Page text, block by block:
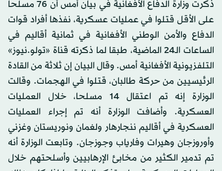
ذكرت وزارة الدفاع الأفغانية في بيان أمس أن 76 مسلحا
على الأقل قتلوا في عمليات عسكرية، نفذها أفراد قوات
الدفاع والأمن الوطني الأفغانية في ثمانية أقاليم في
الساعات الـ24 الماضية، طبقا لما ذكرته قناة «تولو.نيوز»
التلفزيونية الأفغانية أمس. وقال البيان إن ثلاثة من القادة
الرئيسيين من حركة طالبان، قتلوا في الهجمات. وقالت
الوزارة إنه تم اعتقال 14 مسلحا، خلال العمليات
العسكرية. وأضافت الوزارة أنه تم إجراء العمليات
العسكرية في أقاليم ننجارهار ولغمان ونوريستان وغزني
وأوروزجان وهيرات وفارياب وجوزجان. وتابعت الوزارة أنه
تم تدمير الكثير من مخابئ الإرهابيين وأسلحتهم خلال